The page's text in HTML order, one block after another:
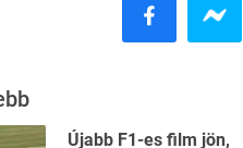
Újabb F1-es film jön,